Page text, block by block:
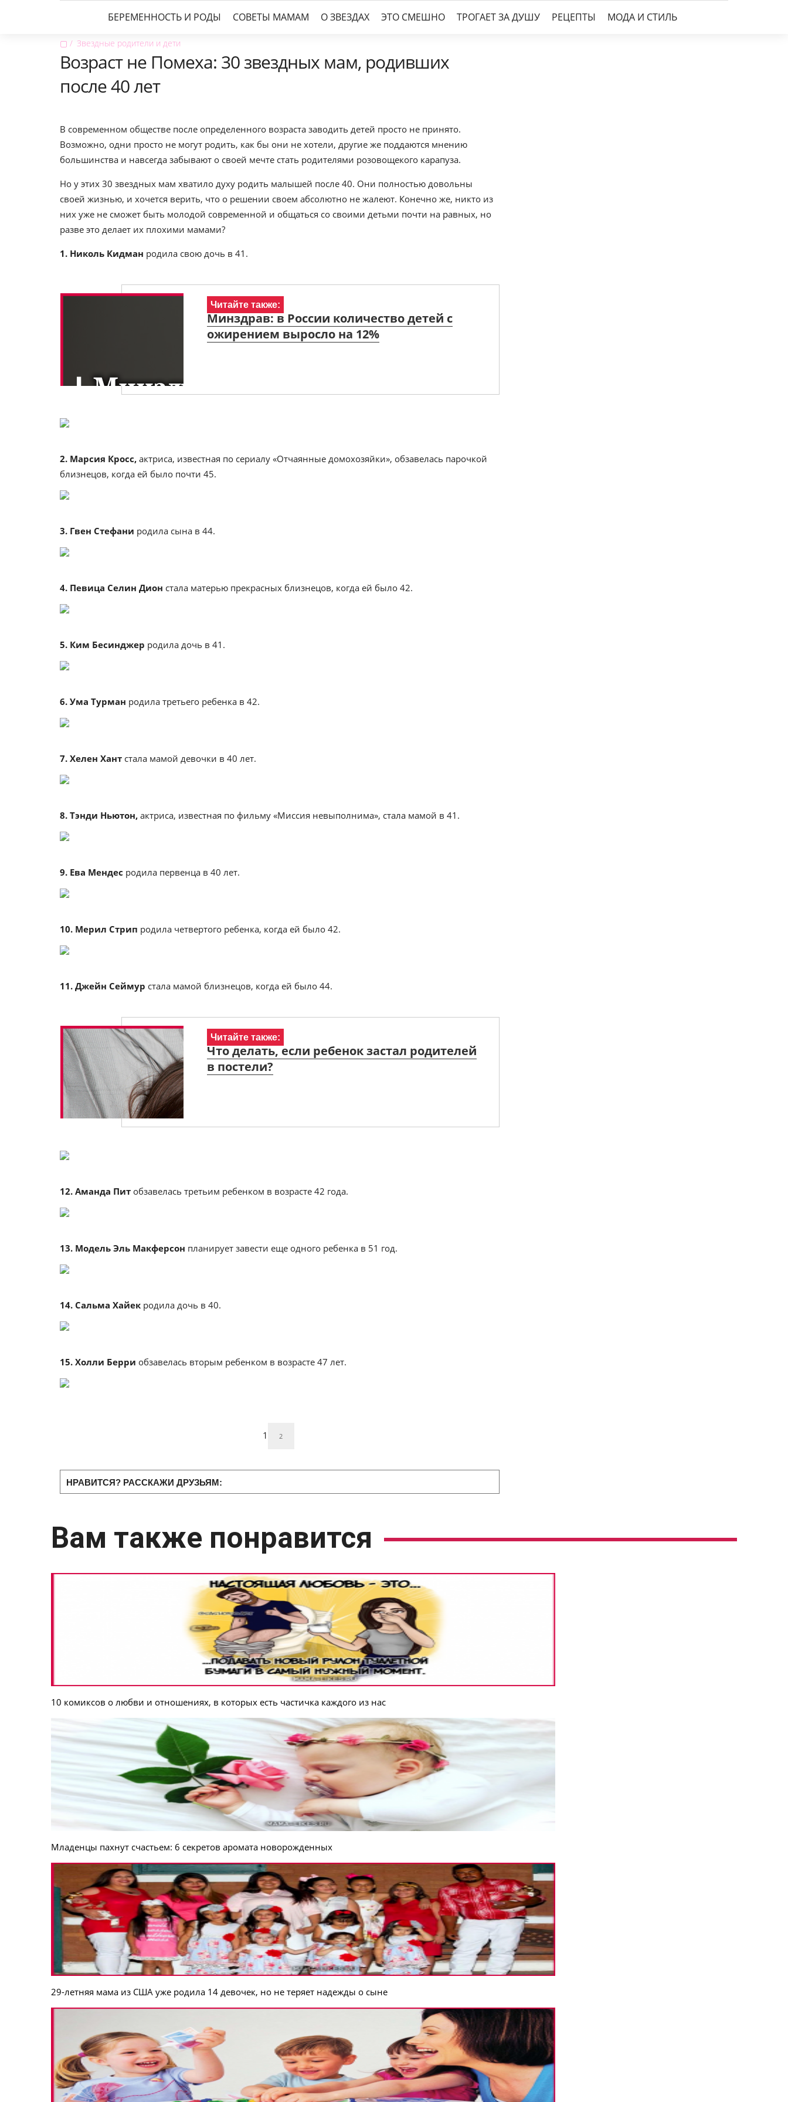
БЕРЕМЕННОСТЬ И РОДЫ СОВЕТЫ МАМАМ О ЗВЕЗДАХ ЭТО СМЕШНО ТРОГАЕТ ЗА ДУШУ РЕЦЕПТЫ МОДА И СТИЛЬ
▢ Звездные родители и дети
Возраст не Помеха: 30 звездных мам, родивших
после 40 лет
В современном обществе после определенного возраста заводить детей просто не принято.
Возможно, одни просто не могут родить, как бы они не хотели, другие же поддаются мнению
большинства и навсегда забывают о своей мечте стать родителями розовощекого карапуза.
Но у этих 30 звездных мам хватило духу родить малышей после 40. Они полностью довольны
своей жизнью, и хочется верить, что о решении своем абсолютно не жалеют. Конечно же, никто из
них уже не сможет быть молодой современной и общаться со своими детьми почти на равных, но
разве это делает их плохими мамами?
1. Николь Кидман родила свою дочь в 41.
Читайте также:
Минздрав: в России количество детей с
ожирением выросло на 12%
2. Марсия Кросс, актриса, известная по сериалу «Отчаянные домохозяйки», обзавелась парочкой
близнецов, когда ей было почти 45.
3. Гвен Стефани родила сына в 44.
4. Певица Селин Дион стала матерью прекрасных близнецов, когда ей было 42.
5. Ким Бесинджер родила дочь в 41.
6. Ума Турман родила третьего ребенка в 42.
7. Хелен Хант стала мамой девочки в 40 лет.
8. Тэнди Ньютон, актриса, известная по фильму «Миссия невыполнима», стала мамой в 41.
9. Ева Мендес родила первенца в 40 лет.
10. Мерил Стрип родила четвертого ребенка, когда ей было 42.
11. Джейн Сеймур стала мамой близнецов, когда ей было 44.
Читайте также:
Что делать, если ребенок застал родителей
в постели?
12. Аманда Пит обзавелась третьим ребенком в возрасте 42 года.
13. Модель Эль Макферсон планирует завести еще одного ребенка в 51 год.
14. Сальма Хайек родила дочь в 40.
15. Холли Берри обзавелась вторым ребенком в возрасте 47 лет.
1 2
НРАВИТСЯ? РАССКАЖИ ДРУЗЬЯМ:
Вам также понравится
10 комиксов о любви и отношениях, в которых есть частичка каждого из нас
Младенцы пахнут счастьем: 6 секретов аромата новорожденных
29-летняя мама из США уже родила 14 девочек, но не теряет надежды о сыне